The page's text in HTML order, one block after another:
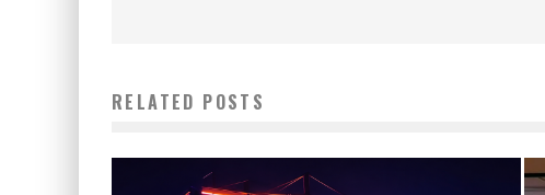
RELATED POSTS